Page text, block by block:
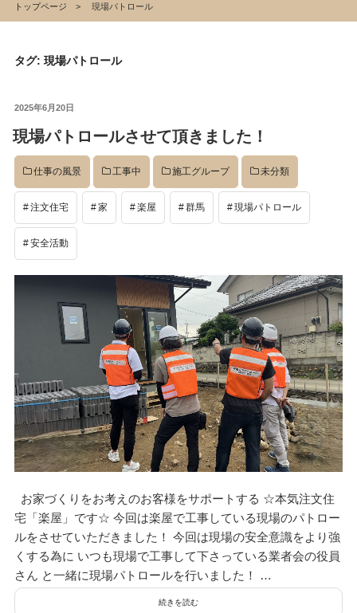
トップページ 現場パトロール
タグ: 現場パトロール
投
日:
2025年6月20日
現場パトロールさせて頂きました！
仕事の風景 工事中 施工グループ 未分類
注文住宅 家 楽屋 群馬 現場パトロール
安全活動
お家づくりをお考えのお客様をサポートする ☆本気注文住
宅「楽屋」です☆ 今回は楽屋で工事している現場のパトロー
ルをさせていただきました！ 今回は現場の安全意識をより強
くする為に いつも現場で工事して下さっている業者会の役員
さん と一緒に現場パトロールを行いました！ …
続きを読む
仕事の風景
イベント
完成後
社長のコラム
店舗
デザイン
設計グループ